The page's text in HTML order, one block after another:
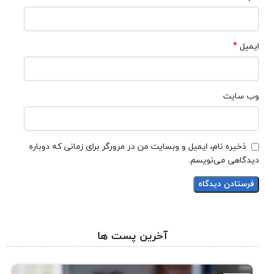
ایمیل *
وب‌ سایت
ذخیره نام، ایمیل و وبسایت من در مرورگر برای زمانی که دوباره
دیدگاهی می‌نویسم.
آخرین پست ها